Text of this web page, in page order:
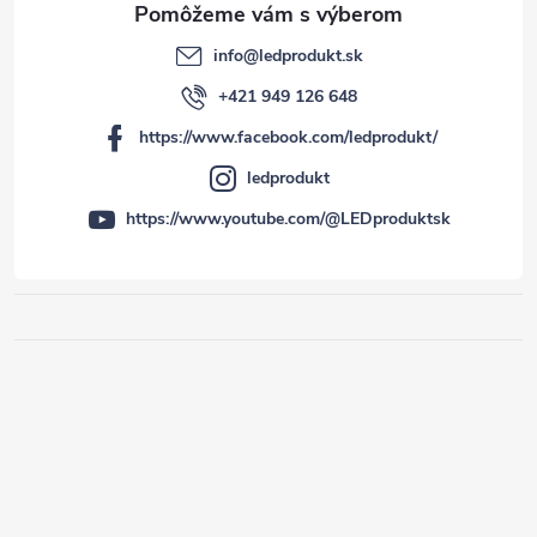
info@ledprodukt.sk
+421 949 126 648
https://www.facebook.com/ledprodukt/
ledprodukt
https://www.youtube.com/@LEDproduktsk